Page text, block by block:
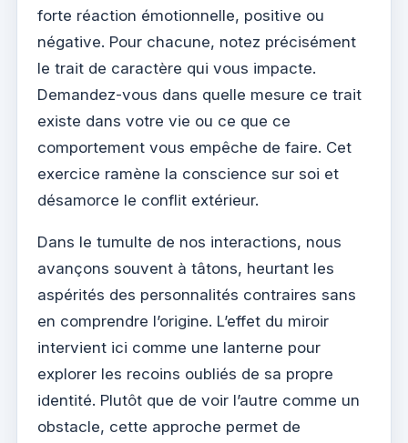
forte réaction émotionnelle, positive ou
négative. Pour chacune, notez précisément
le trait de caractère qui vous impacte.
Demandez-vous dans quelle mesure ce trait
existe dans votre vie ou ce que ce
comportement vous empêche de faire. Cet
exercice ramène la conscience sur soi et
désamorce le conflit extérieur.
Dans le tumulte de nos interactions, nous
avançons souvent à tâtons, heurtant les
aspérités des personnalités contraires sans
en comprendre l’origine. L’effet du miroir
intervient ici comme une lanterne pour
explorer les recoins oubliés de sa propre
identité. Plutôt que de voir l’autre comme un
obstacle, cette approche permet de